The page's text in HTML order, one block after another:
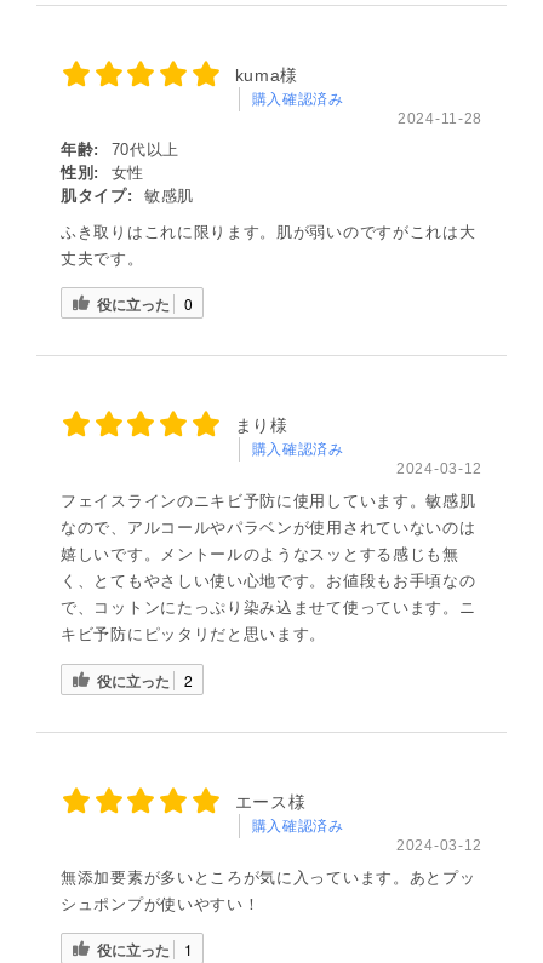
kuma様
購入確認済み
2024-11-28
年齢:
70代以上
性別:
女性
肌タイプ:
敏感肌
ふき取りはこれに限ります。肌が弱いのですがこれは大
丈夫です。
役に立った 0
まり様
購入確認済み
2024-03-12
フェイスラインのニキビ予防に使用しています。敏感肌
なので、アルコールやパラベンが使用されていないのは
嬉しいです。メントールのようなスッとする感じも無
く、とてもやさしい使い心地です。お値段もお手頃なの
で、コットンにたっぷり染み込ませて使っています。ニ
キビ予防にピッタリだと思います。
役に立った 2
エース様
購入確認済み
2024-03-12
無添加要素が多いところが気に入っています。あとプッ
シュポンプが使いやすい！
役に立った 1